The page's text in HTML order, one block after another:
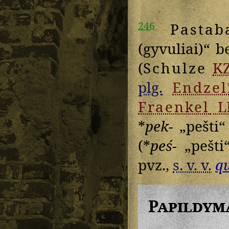
246
(gyvuliai)“
(Schulze
plg.
Fraenkel
*pek-
(*peś-
pvz.,s. v. v.